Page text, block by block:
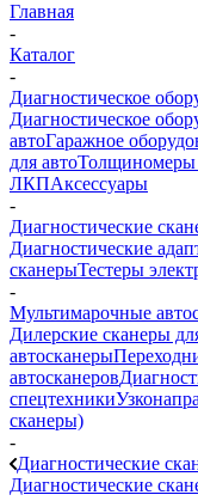
Главная
-
Каталог
-
Диагностическое
Диагностическое
автоГаражное
для автоТолщиномеры
ЛКПАксессуары
-
Диагностические
Диагностические
сканерыТестеры
-
Мультимарочные
Дилерские сканеры
автосканеры
автосканеров
спецтехники
сканеры)
-
Диагностические
Диагностические